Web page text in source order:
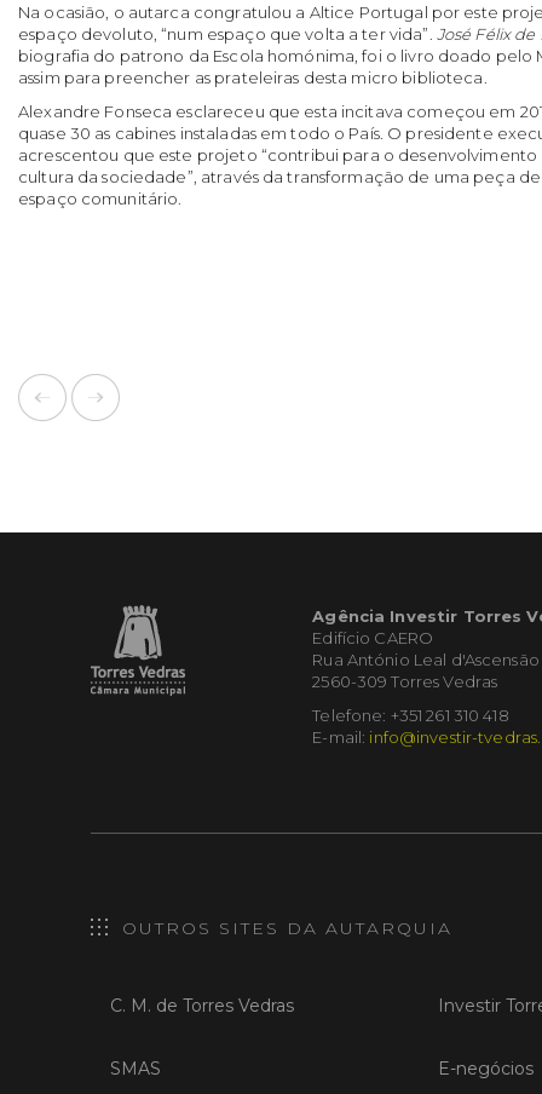
Na ocasião, o autarca congratulou a Altice Portugal por este
espaço devoluto, “num espaço que volta a ter vida”. José Félix
biografia do patrono da Escola homónima, foi o livro doado pelo
assim para preencher as prateleiras desta micro biblioteca.
Alexandre Fonseca esclareceu que esta incitava começou em
quase 30 as cabines instaladas em todo o País. O presidente
acrescentou que este projeto “contribui para o desenvolvimento
cultura da sociedade”, através da transformação de uma peça
espaço comunitário.
Agência Investir Torres
Edifício CAERO
Rua António Leal d'Ascensão
2560-309 Torres Vedras
Telefone: +351 261 310 418
E-mail: info@investir-
OUTROS SITES DA AUTARQUIA
C. M. de Torres Vedras
SMAS
Investir
E-negócios